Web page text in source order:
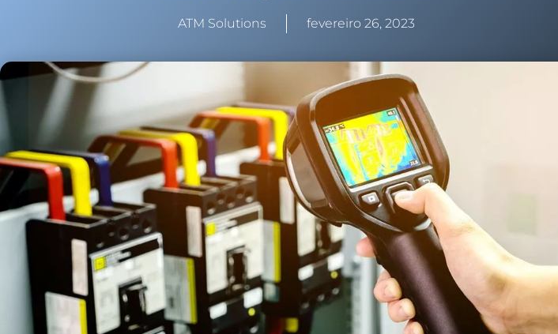
ATM Solutions fevereiro 26, 2023